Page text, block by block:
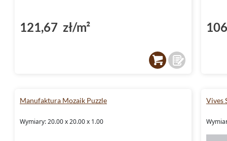
121,67 zł/m²
Manufaktura Mozaik Puzzle
Wymiary: 20.00 x 20.00 x 1.00
Vives